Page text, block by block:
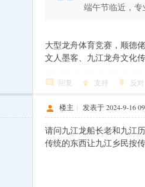
端午节临近，
大型龙舟体育竞赛，顺德
文人墨客、九江龙舟文化
回复 支持 反对
楼主 | 发表于 2024-9-16
请问九江龙船长老和九江
传统的东西让九江乡民按